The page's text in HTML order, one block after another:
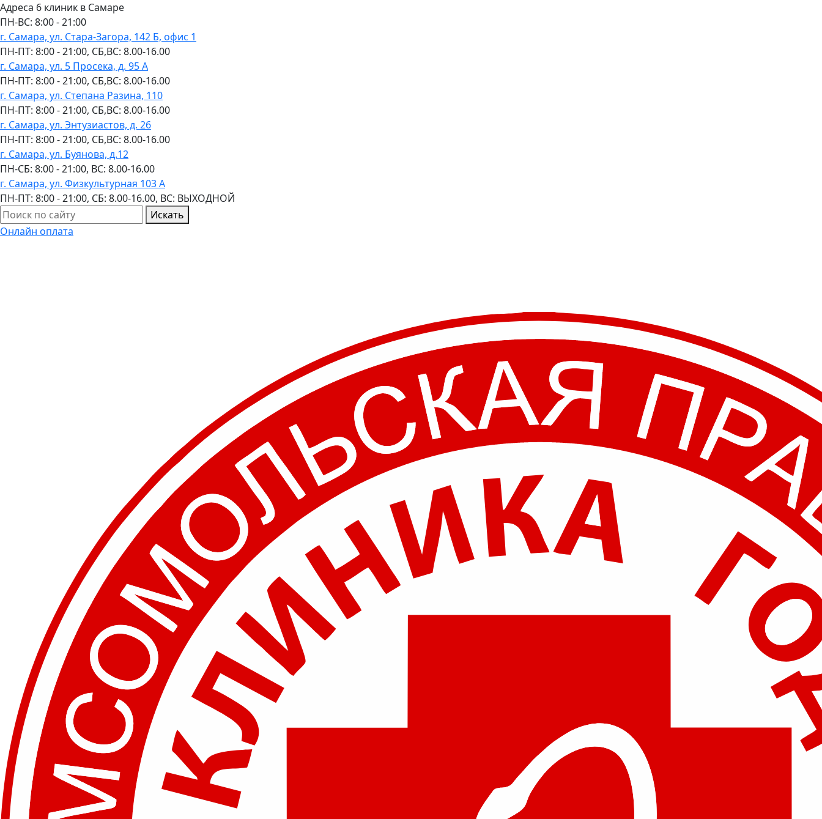
Адреса 6 клиник в Самаре
ПН-ВC: 8:00 - 21:00
г. Самара, ул. Стара-Загора, 142 Б, офис 1
ПН-ПТ: 8:00 - 21:00, СБ,ВС: 8.00-16.00
г. Самара, ул. 5 Просека, д. 95 А
ПН-ПТ: 8:00 - 21:00, СБ,ВС: 8.00-16.00
г. Самара, ул. Степана Разина, 110
ПН-ПТ: 8:00 - 21:00, СБ,ВС: 8.00-16.00
г. Самара, ул. Энтузиастов, д. 26
ПН-ПТ: 8:00 - 21:00, СБ,ВС: 8.00-16.00
г. Самара, ул. Буянова, д.12
ПН-СБ: 8:00 - 21:00, ВС: 8.00-16.00
г. Самара, ул. Физкультурная 103 А
ПН-ПТ: 8:00 - 21:00, СБ: 8.00-16.00, ВС: ВЫХОДНОЙ
Искать
Онлайн оплата